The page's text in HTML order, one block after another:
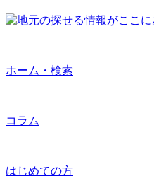
ホーム・検索
コラム
はじめての方